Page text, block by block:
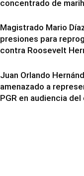
concentrado de
Magistrado Mario
presiones para
contra Roosevelt
Juan Orlando
amenazado a
PGR en audiencia del